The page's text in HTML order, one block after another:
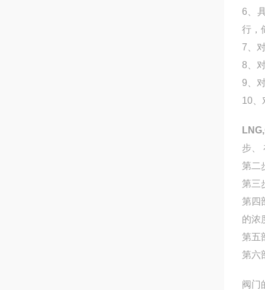
6、
行，
7、
8、
9、
10、
步、
第二
第三
第四
的浓
第五
第六
阀门